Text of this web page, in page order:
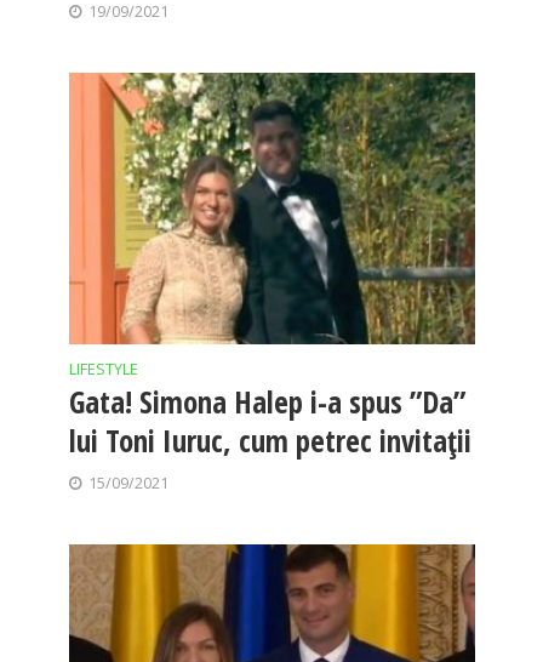
19/09/2021
LIFESTYLE
Gata! Simona Halep i-a spus ”Da”
lui Toni Iuruc, cum petrec invitații
15/09/2021